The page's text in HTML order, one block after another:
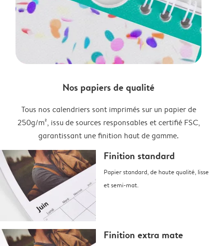
Nos papiers de qualité
Tous nos calendriers sont imprimés sur un papier de
250g/m², issu de sources responsables et certifié FSC,
garantissant une finition haut de gamme.
Finition standard
Papier standard, de haute qualité, lisse
et semi-mat.
Finition extra mate